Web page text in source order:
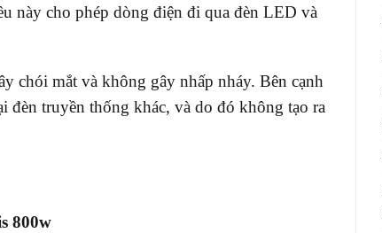
này cho phép dòng điện đi qua đèn LED và
chói mắt và không gây nhấp nháy. Bên cạnh
đèn truyền thống khác, và do đó không tạo ra
800w